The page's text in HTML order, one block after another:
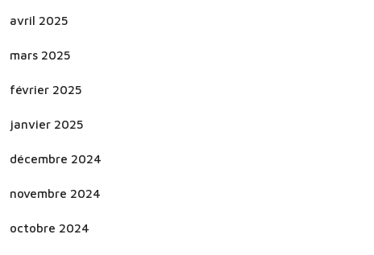
avril 2025
mars 2025
février 2025
janvier 2025
décembre 2024
novembre 2024
octobre 2024